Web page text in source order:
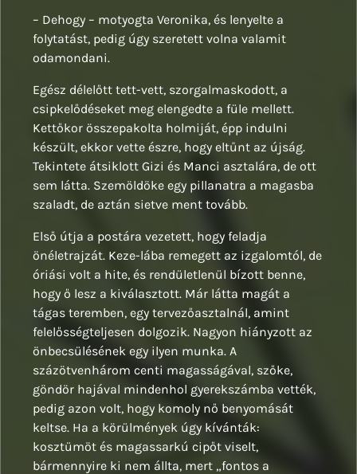
– Dehogy – motyogta Veronika, és lenyelte a
folytatást, pedig úgy szeretett volna valamit
odamondani.
Egész délelőtt tett-vett, szorgalmaskodott, a
csipkelődéseket meg elengedte a füle mellett.
Kettőkor összepakolta holmiját, épp indulni
készült, ekkor vette észre, hogy eltűnt az újság.
Tekintete átsiklott Gizi és Manci asztalára, de ott
sem látta. Szemöldöke egy pillanatra a magasba
szaladt, de aztán sietve ment tovább.
Első útja a postára vezetett, hogy feladja
önéletrajzát. Keze-lába remegett az izgalomtól, de
óriási volt a hite, és rendületlenül bízott benne,
hogy ő lesz a kiválasztott. Már látta magát a
tágas teremben, egy tervezőasztalnál, amint
felelősségteljesen dolgozik. Nagyon hiányzott az
önbecsülésének egy ilyen munka. A
százötvenhárom centi magasságával, szőke,
göndör hajával mindenhol gyerekszámba vették,
pedig azon volt, hogy komoly nő benyomását
keltse. Ha a körülmények úgy kívánták:
kosztümöt és magassarkú cipőt viselt,
bármennyire ki nem állta, mert „fontos a